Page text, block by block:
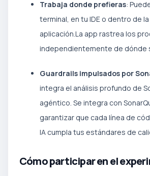
Trabaja donde prefieras:
terminal, en tu IDE o dentro de
aplicación.La app rastrea los
independientemente de dónde
Guardrails impulsados por
integra el análisis profundo de
agéntico. Se integra con
garantizar que cada línea de
IA cumpla tus estándares de
Cómo participar en el